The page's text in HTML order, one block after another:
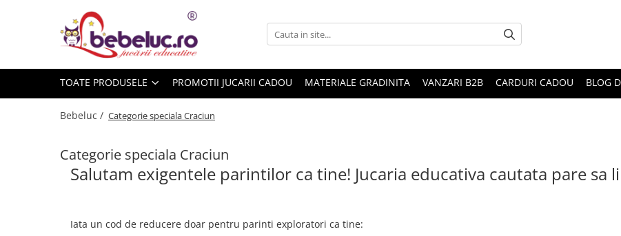
Toate Produsele
Set constructie copii
Jucarii magnetice
Cuburi de construit
Seturi Experimente pentru copii
Roboti de jucarie
TOATE PRODUSELE PROMOTII JUCARII CADOU MATERIALE GRADINITA VANZARI B2B CARDURI CADOU BLOG
Bebeluc / Categorie speciala Craciun
Categorie speciala Craciun
Salutam exigentele parintilor ca tine! Jucaria educativa cautata pare sa
Iata un cod de reducere doar pentru parinti exploratori ca tine: